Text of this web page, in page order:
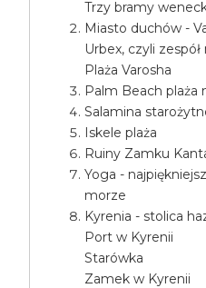
Trzy bramy
Miasto duchów -
Urbex, czyli
Plaża Varosha
Palm Beach plaża
Salamina
Iskele plaża
Ruiny Zamku
Yoga -
morze
Kyrenia - stolica
Port w Kyrenii
Starówka
Zamek w Kyrenii